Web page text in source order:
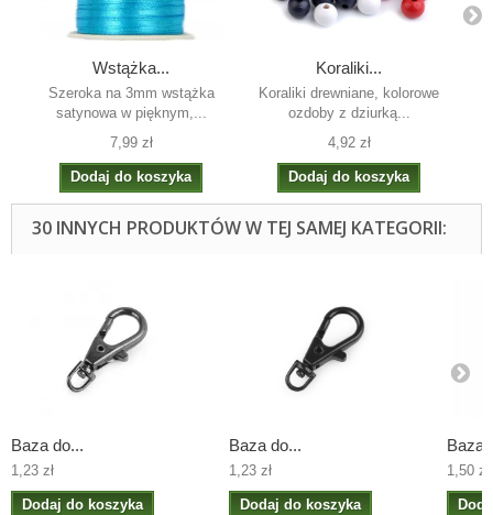
Wstążka...
Szeroka na 3mm wstążka
satynowa w pięknym,...
7,99 zł
Dodaj do koszyka
Koraliki...
Koraliki drewniane, kolorowe
ozdoby z dziurką...
4,92 zł
Dodaj do koszyka
30 INNYCH PRODUKTÓW W TEJ SAMEJ KATEGORII:
Baza do...
1,23 zł
Dodaj do koszyka
Baza do...
1,23 zł
Dodaj do koszyka
Baza
1,50 zł